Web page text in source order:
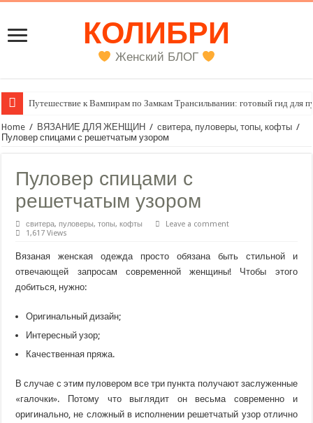
КОЛИБРИ
Женский БЛОГ
Путешествие к Вампирам по Замкам Трансильвании: готовый гид для
Женский внутренний голос
Home / ВЯЗАНИЕ ДЛЯ ЖЕНЩИН / свитера, пуловеры, топы, кофты /
Пуловер спицами с решетчатым узором
Пуловер спицами с
решетчатым узором
свитера, пуловеры, топы, кофты
Leave a comment
1,617 Views
Вязаная женская одежда просто обязана быть стильной и
отвечающей запросам современной женщины! Чтобы этого
добиться, нужно:
Оригинальный дизайн;
Интересный узор;
Качественная пряжа.
В случае с этим пуловером все три пункта получают заслуженные
«галочки». Потому что выглядит он весьма современно и
оригинально, не сложный в исполнении решетчатый узор отлично